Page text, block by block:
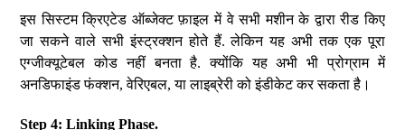
इस सिस्टम क्रिएटेड ऑब्जेक्ट फ़ाइल में वे सभी मशीन के द्वारा रीड किए
जा सकने वाले सभी इंस्ट्रक्शन होते हैं. लेकिन यह अभी तक एक पूरा
एग्जीक्यूटेबल कोड नहीं बनता है. क्योंकि यह अभी भी प्रोग्राम में
अनडिफाइंड फंक्शन, वेरिएबल, या लाइब्रेरी को इंडीकेट कर सकता है।
Step 4: Linking Phase.